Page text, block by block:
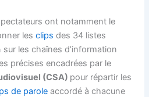
ont notamment le
lesclips des 34 listes
les chaînes d’information
précises encadrées par le
(CSA) pour répartir les
de parole accordé à chacune